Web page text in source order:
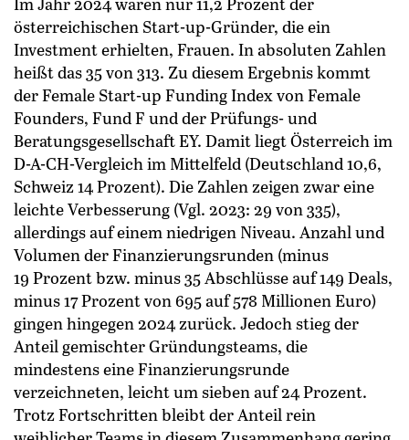
österreichischen Start-up-Gründer, die ein
Investment erhielten, Frauen. In absoluten Zahlen
heißt das 35 von 313. Zu diesem Ergebnis kommt
der Female Start-up Funding Index von Female
Founders, Fund F und der Prüfungs- und
Beratungsgesellschaft EY. Damit liegt Österreich im
D-A-CH-Vergleich im Mittelfeld (Deutschland 10,6,
Schweiz 14 Prozent). Die Zahlen zeigen zwar eine
leichte Verbesserung (Vgl. 2023: 29 von 335),
allerdings auf einem niedrigen Niveau. Anzahl und
Volumen der Finanzierungsrunden (minus
19 Prozent bzw. minus 35 Abschlüsse auf 149 Deals,
minus 17 Prozent von 695 auf 578 Millionen Euro)
gingen hingegen 2024 zurück. Jedoch stieg der
Anteil gemischter Gründungsteams, die
mindestens eine Finanzierungsrunde
verzeichneten, leicht um sieben auf 24 Prozent.
Trotz Fortschritten bleibt der Anteil rein